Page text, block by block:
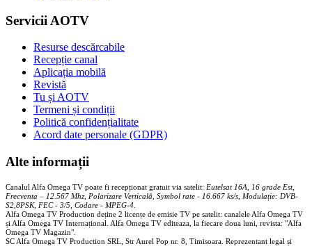
Servicii AOTV
Resurse descărcabile
Recepție canal
Aplicația mobilă
Revistă
Tu și AOTV
Termeni și condiții
Politică confidențialitate
Acord date personale (GDPR)
Alte informații
Canalul Alfa Omega TV poate fi recepționat gratuit via satelit: Eutelsat 16A, 16 grade Est,
Frecventa – 12.567 Mhz, Polarizare Verticală, Symbol rate - 16.667 ks/s, Modulație: DVB-
S2,8PSK, FEC - 3/5, Codare - MPEG-4
Alfa Omega TV Production deține 2 licențe de emisie TV pe satelit: canalele Alfa Omega TV
și Alfa Omega TV Internațional. Alfa Omega TV editeaza, la fiecare doua luni, revista: "Alfa
Omega TV Magazin".
SC Alfa Omega TV Production SRL, Str Aurel Pop nr. 8, Timisoara. Reprezentant legal și